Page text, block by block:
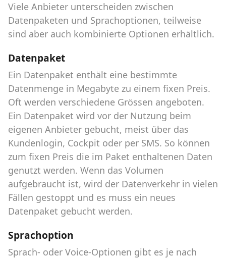
Viele Anbieter unterscheiden zwischen
Datenpaketen und Sprachoptionen, teilweise
sind aber auch kombinierte Optionen erhältlich.
Datenpaket
Ein Datenpaket enthält eine bestimmte
Datenmenge in Megabyte zu einem fixen Preis.
Oft werden verschiedene Grössen angeboten.
Ein Datenpaket wird vor der Nutzung beim
eigenen Anbieter gebucht, meist über das
Kundenlogin, Cockpit oder per SMS. So können
zum fixen Preis die im Paket enthaltenen Daten
genutzt werden. Wenn das Volumen
aufgebraucht ist, wird der Datenverkehr in vielen
Fällen gestoppt und es muss ein neues
Datenpaket gebucht werden.
Sprachoption
Sprach- oder Voice-Optionen gibt es je nach